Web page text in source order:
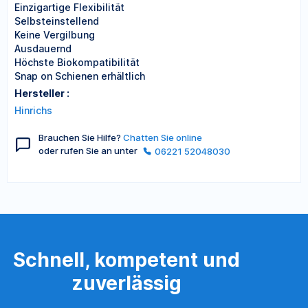
Einzigartige Flexibilität
Selbsteinstellend
Keine Vergilbung
Ausdauernd
Höchste Biokompatibilität
Snap on Schienen erhältlich
Hersteller :
Hinrichs
Brauchen Sie Hilfe? Chatten Sie online
oder rufen Sie an unter
06221 52048030
Schnell, kompetent und
zuverlässig